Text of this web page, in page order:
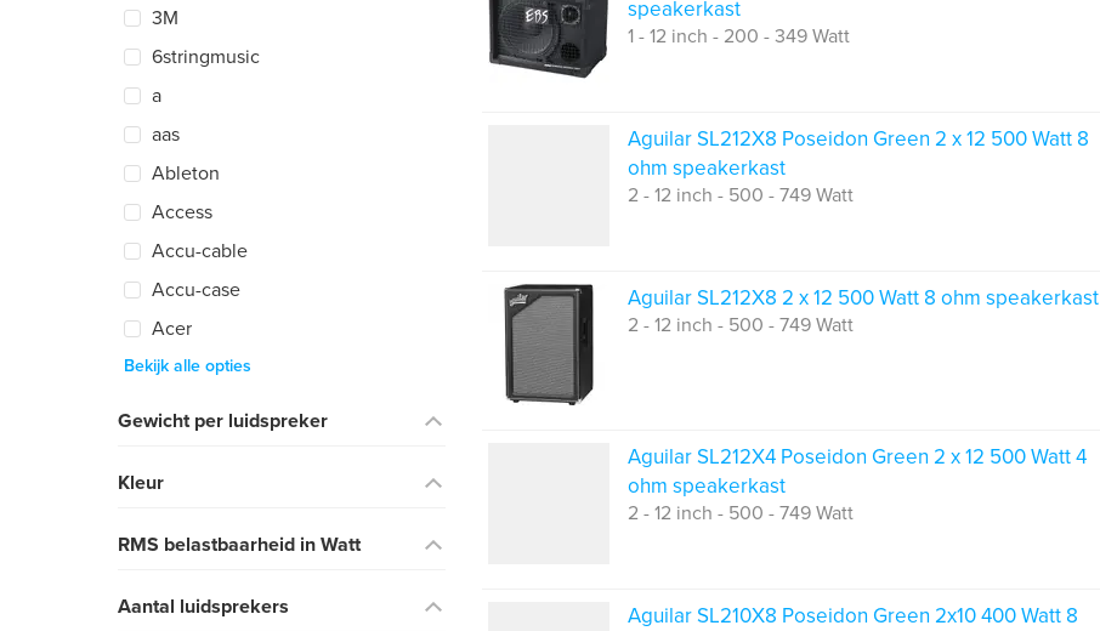
3M
6stringmusic
a
aas
Ableton
Access
Accu-cable
Accu-case
Acer
Bekijk alle opties
Gewicht per luidspreker
Kleur
RMS belastbaarheid in Watt
Aantal luidsprekers
speakerkast
1 - 12 inch - 200 - 349 Watt
Aguilar SL212X8 Poseidon Green 2 x 12 500 Watt 8
ohm speakerkast
2 - 12 inch - 500 - 749 Watt
Aguilar SL212X8 2 x 12 500 Watt 8 ohm speakerkast
2 - 12 inch - 500 - 749 Watt
Aguilar SL212X4 Poseidon Green 2 x 12 500 Watt 4
ohm speakerkast
2 - 12 inch - 500 - 749 Watt
Aguilar SL210X8 Poseidon Green 2x10 400 Watt 8